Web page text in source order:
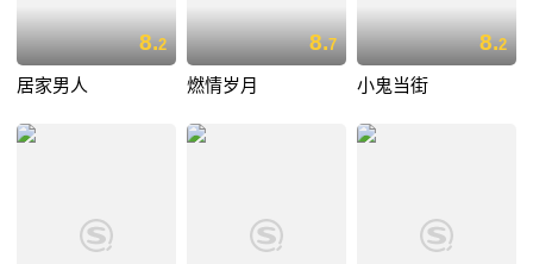
8.2
居家男人
8.7
燃情岁月
8.2
小鬼当街